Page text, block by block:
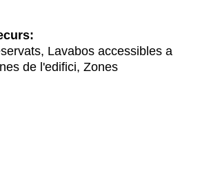
Lavabos accessibles a
de l'edifici, Zones